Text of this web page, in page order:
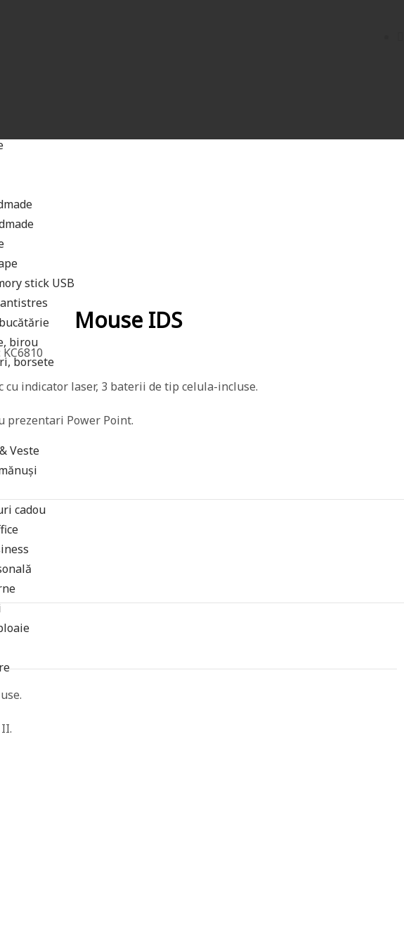
stick USB
birou
borsete
Veste
cadou
Mouse IDS
cu indicator laser, 3 baterii de tip celula-incluse.
prezentari Power Point.